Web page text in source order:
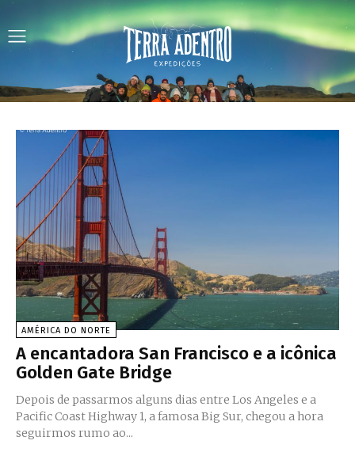
AMÉRICA DO NORTE
A encantadora San Francisco e a icônica
Golden Gate Bridge
Depois de passarmos alguns dias entre Los Angeles e a
Pacific Coast Highway 1, a famosa Big Sur, chegou a hora
seguirmos rumo ao...